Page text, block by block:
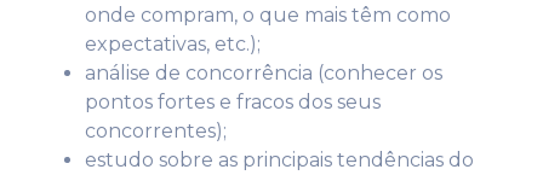
onde compram, o que mais têm como
expectativas, etc.);
análise de concorrência (conhecer os
pontos fortes e fracos dos seus
concorrentes);
estudo sobre as principais tendências do